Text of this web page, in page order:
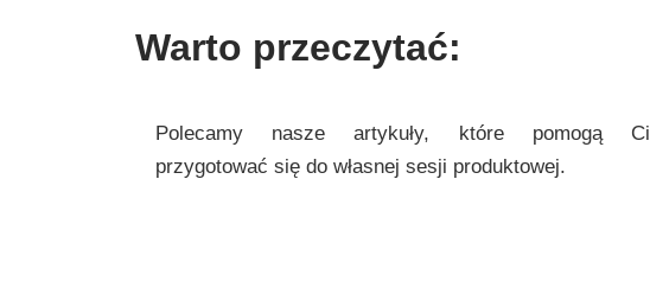
Warto przeczytać:
Polecamy nasze artykuły, które pomogą Ci
przygotować się do własnej sesji produktowej.